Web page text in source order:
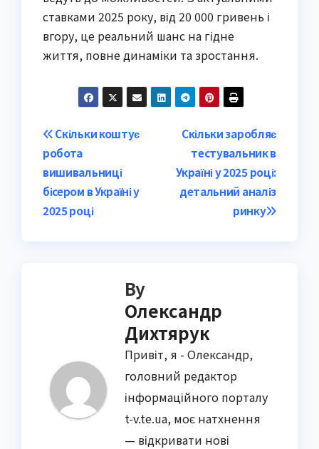
ставками 2025 року, від 20 000 гривень і
вгору, це реальний шанс на гідне
життя, повне динаміки та зростання.
Post
navigation
Скільки заробляє
тестувальник в
Україні у 2025 році:
детальний аналіз
ринку
Скільки коштує
робота
вишивальниці
бісером в Україні у
2025 році
By
Олександр
Дихтярук
Привіт, я - Олександр,
головний редактор
інформаційного порталу
t-v.te.ua, моє натхнення
— відкривати нові